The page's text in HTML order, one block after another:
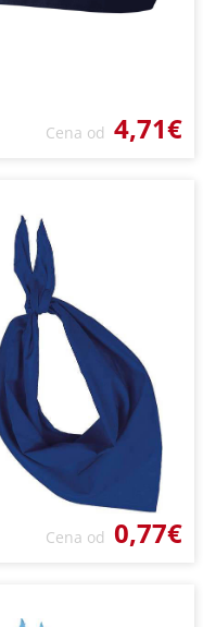
Cena od 4,71€
Cena od 0,77€